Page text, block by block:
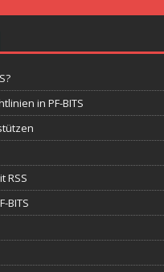
in PF-BITS
RSS
BITS